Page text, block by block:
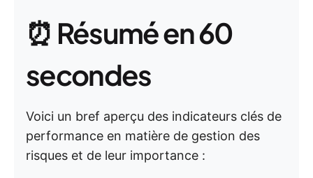
⏰ Résumé en 60
secondes
Voici un bref aperçu des indicateurs clés de
performance en matière de gestion des
risques et de leur importance :